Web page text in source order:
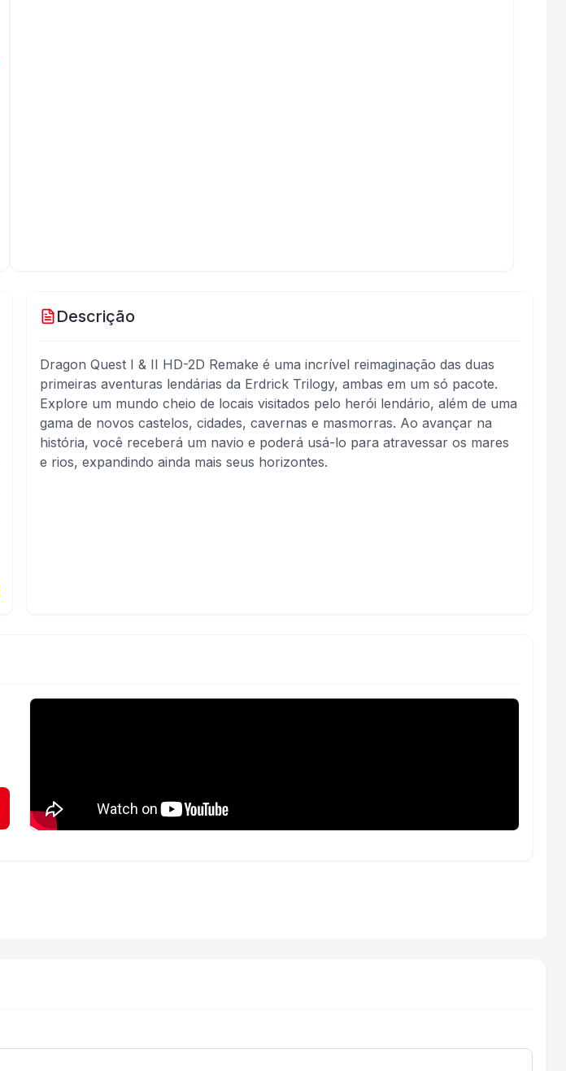
Descrição
Dragon Quest I & II HD-2D Remake é uma incrível reimaginação das duas
primeiras aventuras lendárias da Erdrick Trilogy, ambas em um só pacote.
Explore um mundo cheio de locais visitados pelo herói lendário, além de uma
gama de novos castelos, cidades, cavernas e masmorras. Ao avançar na
história, você receberá um navio e poderá usá-lo para atravessar os mares
e rios, expandindo ainda mais seus horizontes.